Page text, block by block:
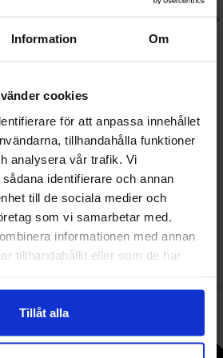
Information Om
cookies
för att anpassa innehållet
tillhandahålla funktioner
analysera vår trafik. Vi
identifierare och annan
till de sociala medier och
som vi samarbetar med.
informationen med annan
tillhandahållit eller som de har
Tillåt alla
Barebells Soft Bar Cinnamon
Bun 55g
33.90 kr/st
Välj antal
-12%